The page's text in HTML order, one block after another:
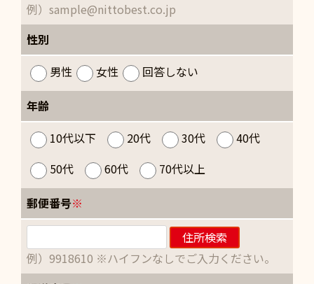
例）sample@nittobest.co.jp
性別
男性
女性 回答しない
年齢
10代以下
20代 30代
40代
50代
60代 70代以上
郵便番号※
例）9918610 ※ハイフンなしでご入力ください。